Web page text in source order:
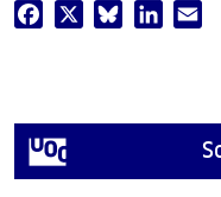
Facebook BlueskyLinkedIn